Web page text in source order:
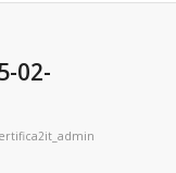
02-